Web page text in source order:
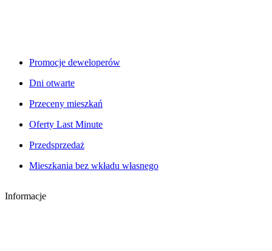
Promocje deweloperów
Dni otwarte
Przeceny mieszkań
Oferty Last Minute
Przedsprzedaż
Mieszkania bez wkładu własnego
Informacje